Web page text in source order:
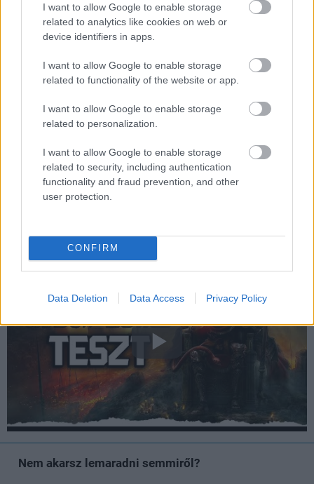
I want to allow Google to enable storage
related to analytics like cookies on web or
device identifiers in apps.
I want to allow Google to enable storage
related to functionality of the website or app.
I want to allow Google to enable storage
related to personalization.
I want to allow Google to enable storage
related to security, including authentication
functionality and fraud prevention, and other
user protection.
CONFIRM
Data Deletion Data Access Privacy Policy
(90 pont).
Még ennél is nagyobb fegyvertény azonban talán az,
idők legmagasabb értékelésével bíró DLC-je, mivel a
korábbi bajnok a fentebb is említett Destiny 2: The Final
Shape, valamint az ugyancsak 92 pontos The Witcher 3:
Blood and Wine volt.
Ha egyébként videós formában szeretnétek megnézni a
Nem akarsz lemaradni semmiről?